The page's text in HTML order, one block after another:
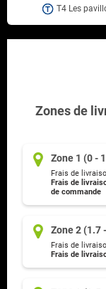
T4 Les
Zones de
Zone 1 (0 -
Frais de
Frais de
de commande
Zone 2 (1.7
Frais de
Frais de